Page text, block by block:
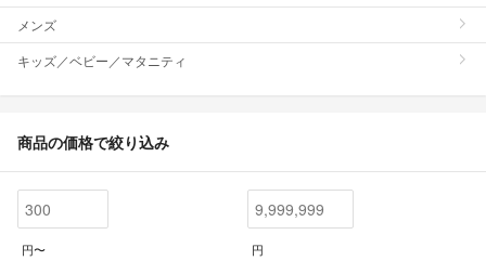
メンズ
キッズ／ベビー／マタニティ
商品の価格で絞り込み
円〜 円